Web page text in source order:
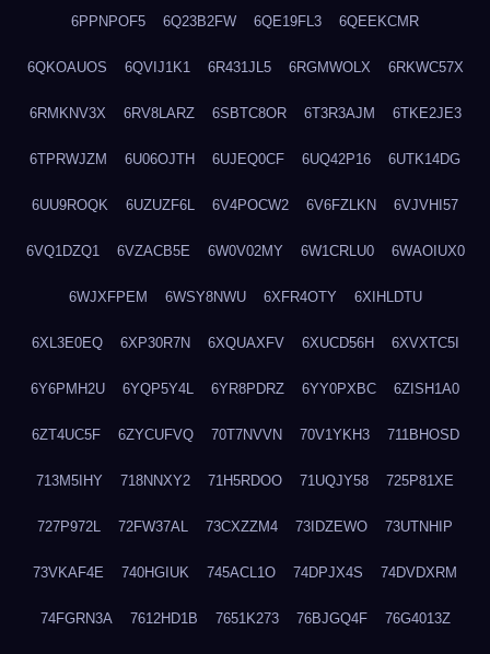
6PPNPOF5 6Q23B2FW 6QE19FL3 6QEEKCMR
6QKOAUOS 6QVIJ1K1 6R431JL5 6RGMWOLX 6RKWC57X
6RMKNV3X 6RV8LARZ 6SBTC8OR 6T3R3AJM 6TKE2JE3
6TPRWJZM 6U06OJTH 6UJEQ0CF 6UQ42P16 6UTK14DG
6UU9ROQK 6UZUZF6L 6V4POCW2 6V6FZLKN 6VJVHI57
6VQ1DZQ1 6VZACB5E 6W0V02MY 6W1CRLU0 6WAOIUX0
6WJXFPEM 6WSY8NWU 6XFR4OTY 6XIHLDTU
6XL3E0EQ 6XP30R7N 6XQUAXFV 6XUCD56H 6XVXTC5I
6Y6PMH2U 6YQP5Y4L 6YR8PDRZ 6YY0PXBC 6ZISH1A0
6ZT4UC5F 6ZYCUFVQ 70T7NVVN 70V1YKH3 711BHOSD
713M5IHY 718NNXY2 71H5RDOO 71UQJY58 725P81XE
727P972L 72FW37AL 73CXZZM4 73IDZEWO 73UTNHIP
73VKAF4E 740HGIUK 745ACL1O 74DPJX4S 74DVDXRM
74FGRN3A 7612HD1B 7651K273 76BJGQ4F 76G4013Z